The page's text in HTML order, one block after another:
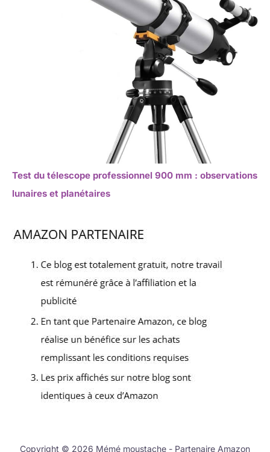
Test du télescope professionnel 900 mm : observations
lunaires et planétaires
Copyright © 2026 Mémé moustache - Partenaire Amazon